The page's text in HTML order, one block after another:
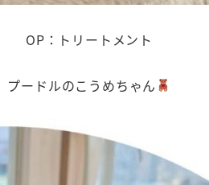
OP：トリートメント
プードルのこうめちゃん